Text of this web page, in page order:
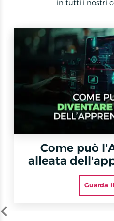
in tutti i nostri
Come può
alleata
Guarda
Item